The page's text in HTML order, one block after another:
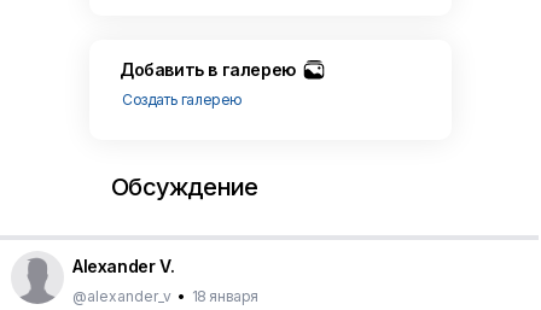
Добавить в галерею
Создать галерею
Обсуждение
Alexander V.
@alexander_v • 18 января